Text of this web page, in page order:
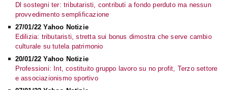
Dl sostegni ter: tributaristi, contributi a fondo perduto ma nessun
provvedimento semplificazione
27/01/22 Yahoo Notizie
Edilizia: tributaristi, stretta sui bonus dimostra che serve cambio
culturale su tutela patrimonio
20/01/22 Yahoo Notizie
Professioni: Int, costituito gruppo lavoro su no profit, Terzo settore
e associazionismo sportivo